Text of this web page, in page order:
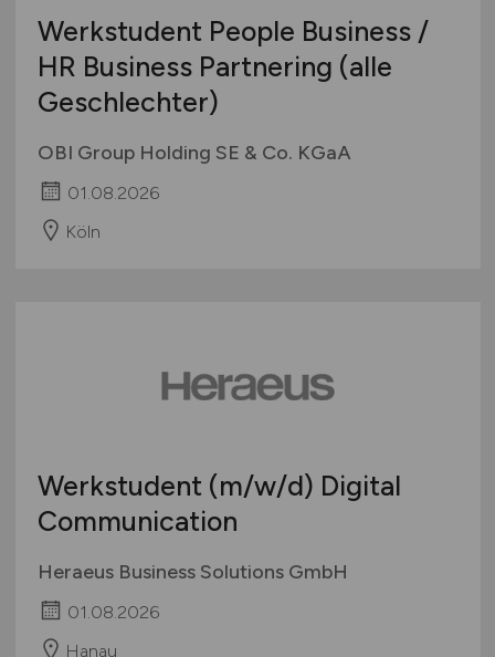
Werkstudent People Business /
HR Business Partnering (alle
Geschlechter)
OBI Group Holding SE & Co. KGaA
01.08.2026
Köln
Werkstudent (m/w/d) Digital
Communication
Heraeus Business Solutions GmbH
01.08.2026
Hanau